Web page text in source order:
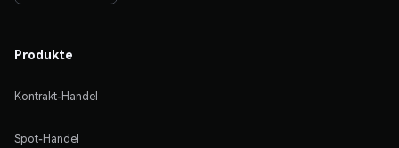
Produkte
Kontrakt-Handel
Spot-Handel